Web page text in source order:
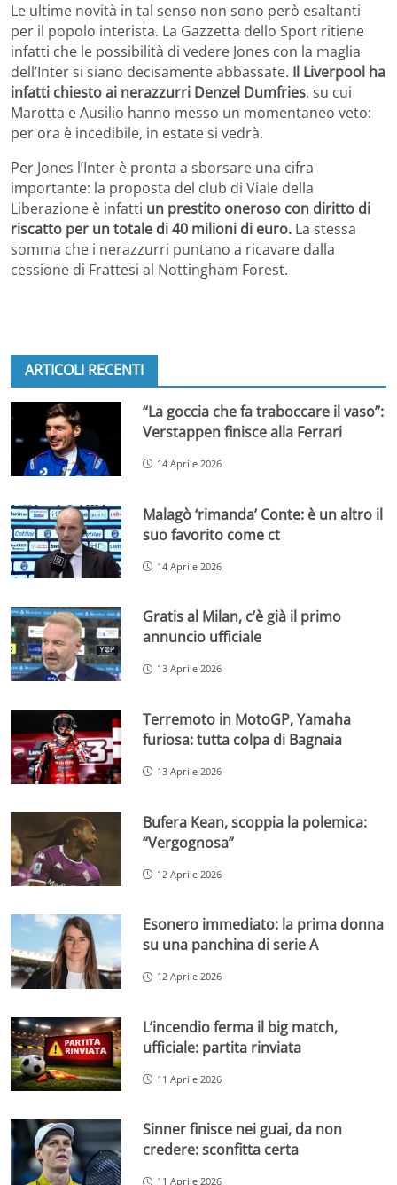
Le ultime novità in tal senso non sono però esaltanti
per il popolo interista. La Gazzetta dello Sport ritiene
infatti che le possibilità di vedere Jones con la maglia
dell’Inter si siano decisamente abbassate. Il Liverpool ha
infatti chiesto ai nerazzurri Denzel Dumfries, su cui
Marotta e Ausilio hanno messo un momentaneo veto:
per ora è incedibile, in estate si vedrà.
Per Jones l’Inter è pronta a sborsare una cifra
importante: la proposta del club di Viale della
Liberazione è infatti un prestito oneroso con diritto di
riscatto per un totale di 40 milioni di euro. La stessa
somma che i nerazzurri puntano a ricavare dalla
cessione di Frattesi al Nottingham Forest.
ARTICOLI RECENTI
“La goccia che fa traboccare il vaso”:
Verstappen finisce alla Ferrari
14 Aprile 2026
Malagò ‘rimanda’ Conte: è un altro il
suo favorito come ct
14 Aprile 2026
Gratis al Milan, c’è già il primo
annuncio ufficiale
13 Aprile 2026
Terremoto in MotoGP, Yamaha
furiosa: tutta colpa di Bagnaia
13 Aprile 2026
Bufera Kean, scoppia la polemica:
“Vergognosa”
12 Aprile 2026
Esonero immediato: la prima donna
su una panchina di serie A
12 Aprile 2026
L’incendio ferma il big match,
ufficiale: partita rinviata
11 Aprile 2026
Sinner finisce nei guai, da non
credere: sconfitta certa
11 Aprile 2026